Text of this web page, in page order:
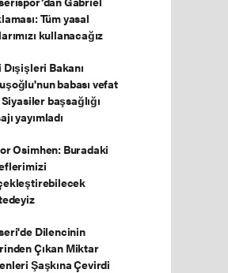
Tüm yasal
kullanacağız
Dışişleri Bakanı
babası vefat
başsağlığı
yayımladı
Osimhen: Buradaki
Dilencinin
Çıkan Miktar
Şaşkına Çevirdi